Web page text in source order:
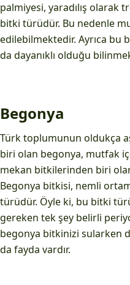
palmiyesi, yaradılış olarak
bitki türüdür. Bu nedenle
edilebilmektedir. Ayrıca
da dayanıklı olduğu
Begonya
Türk toplumunun oldukça
biri olan begonya, mutfak
mekan bitkilerinden biri
Begonya bitkisi, nemli
türüdür. Öyle ki, bu bitki
gereken tek şey belirli
begonya bitkinizi sularken
da fayda vardır.